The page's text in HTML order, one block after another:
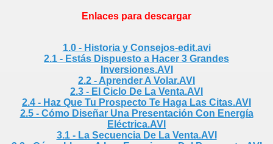
Enlaces para descargar
1.0 - Historia y Consejos-edit.avi
2.1 - Estás Dispuesto a Hacer 3 Grandes
Inversiones.AVI
2.2 - Aprender A Volar.AVI
2.3 - El Ciclo De La Venta.AVI
2.4 - Haz Que Tu Prospecto Te Haga Las Citas.AVI
2.5 - Cómo Diseñar Una Presentación Con Energía
Eléctrica.AVI
3.1 - La Secuencia De La Venta.AVI
claro